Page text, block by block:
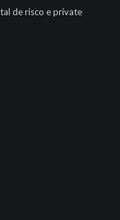
de risco e private